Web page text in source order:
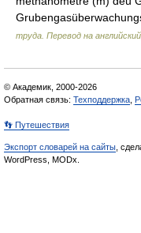
труда. Перевод на
© Академик, 2000-2026
Обратная связь: Техподдержка
👣 Путешествия
Экспорт словарей на сайты ,
WordPress, MODx.